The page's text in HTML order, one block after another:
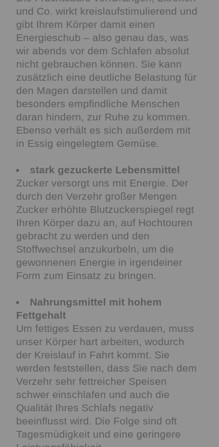
und Co. wirkt kreislaufstimulierend und
gibt Ihrem Körper damit einen
Energieschub – also genau das, was
wir abends vor dem Schlafen absolut
nicht gebrauchen können. Sie kann
zusätzlich eine deutliche Belastung für
den Magen darstellen und damit
besonders empfindliche Menschen
daran hindern, zur Ruhe zu kommen.
Ebenso verhält es sich außerdem mit
in Essig eingelegtem Gemüse.
stark gezuckerte Lebensmittel
Zucker versorgt uns mit Energie. Der
durch den Verzehr großer Mengen
Zucker erhöhte Blutzuckerspiegel regt
Ihren Körper dazu an, auf Hochtouren
gebracht zu werden und den
Stoffwechsel anzukurbeln, um die
gewonnenen Energie in irgendeiner
Form zum Einsatz zu bringen.
Nahrungsmittel mit hohem
Fettgehalt
Um fettiges Essen zu verdauen, muss
unser Körper hart arbeiten, wodurch
der Kreislauf in Fahrt kommt. Sie
werden feststellen, dass Sie nach dem
Verzehr sehr fettreicher Speisen
schwer einschlafen und auch die
Qualität Ihres Schlafs negativ
beeinflusst wird. Die Folge sind oft
Tagesmüdigkeit und eine geringere